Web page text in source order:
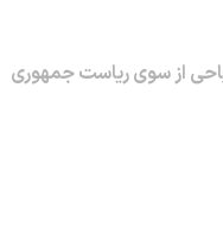
از سوی ریاست جمهوری